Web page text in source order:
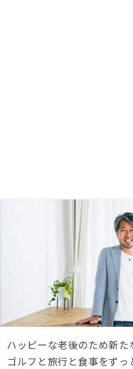
ハッピーな老後のため新た
ゴルフと旅行と食事をずっ